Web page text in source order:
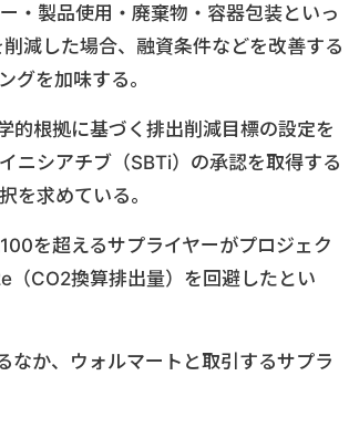
・製品使用・廃棄物・容器包装といっ
減した場合、融資条件などを改善する
グを加味する。
的根拠に基づく排出削減目標の設定を
シアチブ（SBTi）の承認を取得する
を求めている。
を超えるサプライヤーがプロジェク
（CO2換算排出量）を回避したとい
なか、ウォルマートと取引するサプラ